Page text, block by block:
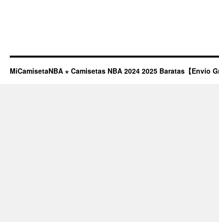
MiCamisetaNBA ⋆ Camisetas NBA 2024 2025 Baratas【Envío